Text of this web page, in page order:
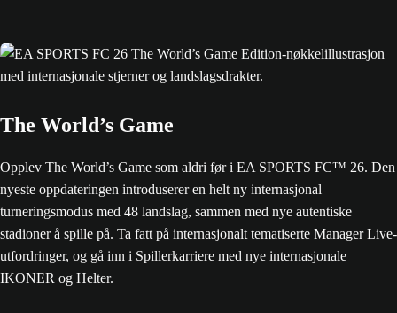
The World’s Game
Opplev The World’s Game som aldri før i EA SPORTS FC™ 26. Den
nyeste oppdateringen introduserer en helt ny internasjonal
turneringsmodus med 48 landslag, sammen med nye autentiske
stadioner å spille på. Ta fatt på internasjonalt tematiserte Manager Live-
utfordringer, og gå inn i Spillerkarriere med nye internasjonale
IKONER og Helter.